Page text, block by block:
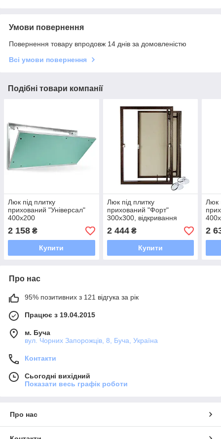
Умови повернення
Повернення товару впродовж 14 днів за домовленістю
Всі умови повернення
Подібні товари компанії
Люк під плитку
прихований "Універсал"
400х200
2 158 ₴
Купити
Люк під плитку
прихований "Форт"
300х300, відкривання
2 444₴
Купити
Люк
2
Про нас
95% позитивних з 121 відгука за рік
Працює з 19.04.2015
м. Буча
вул. Чорних Запорожців, 8, Буча, Україна
Контакти
Сьогодні вихідний
Показати весь графік роботи
Про нас